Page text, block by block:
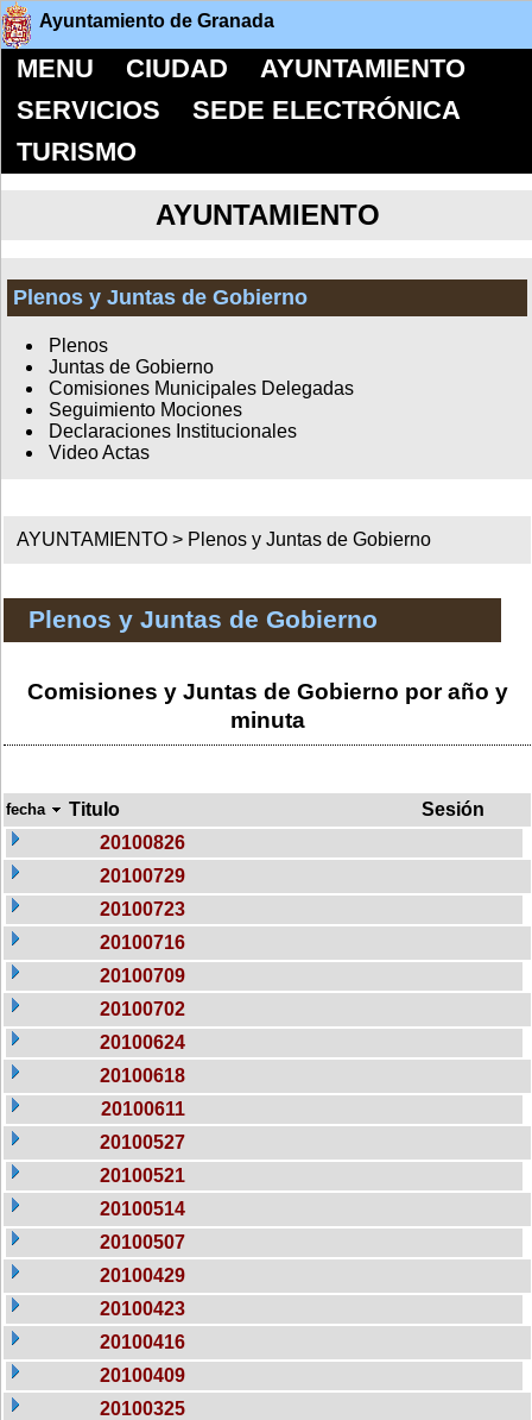
Ayuntamiento de Granada
MENU CIUDAD
AYUNTAMIENTO
SERVICIOS
SEDE ELECTRÓNICA
TURISMO
AYUNTAMIENTO
Plenos y Juntas de Gobierno
Plenos
Juntas de Gobierno
Comisiones Municipales Delegadas
Seguimiento Mociones
Declaraciones Institucionales
Video Actas
AYUNTAMIENTO > Plenos y Juntas de Gobierno
Plenos y Juntas de Gobierno
Comisiones y Juntas de Gobierno por año y
minuta
fecha Titulo
Sesión
20100826
20100729
20100723
20100716
20100709
20100702
20100624
20100618
20100611
20100527
20100521
20100514
20100507
20100429
20100423
20100416
20100409
20100325